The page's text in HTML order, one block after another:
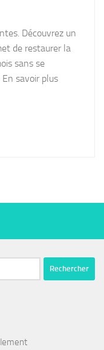
Découvrez un
de restaurer la
sans se
savoir plus